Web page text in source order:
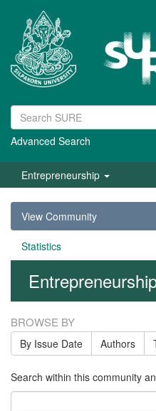
Advanced Search
Entrepreneurship
View Community
Statistics
BROWSE BY
By Issue Date Authors
Search within this community